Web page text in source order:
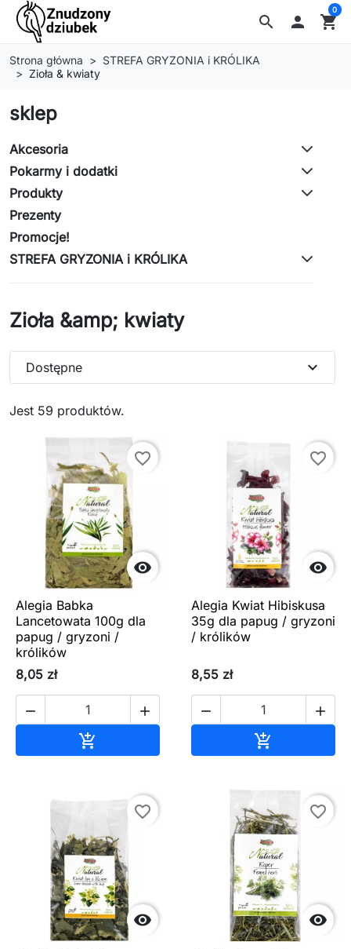
search  shopping_cart
0
Strona główna
STREFA GRYZONIA i KRÓLIKA
Zioła & kwiaty
sklep
Akcesoria
Pokarmy i dodatki
Produkty
Prezenty
Promocje!
STREFA GRYZONIA i KRÓLIKA
Zioła &amp; kwiaty
Jest 59 produktów.
Dostępne expand_more

favorite_border
Alegia Babka
Lancetowata 100g dla
papug / gryzoni /
królików
8,05 zł
 


favorite_border
Alegia Kwiat Hibiskusa
35g dla papug / gryzoni
/ królików
8,55 zł
 


favorite_border

favorite_border